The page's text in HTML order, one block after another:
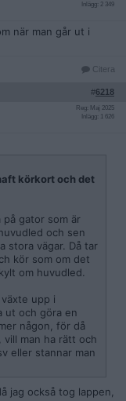
Inlägg: 2 349
när man går ut i
Citera
#6218
Reg: Maj 2025
Inlägg: 1 626
körkort och det
på gator som är
och sen
stora vägar. Då tar
kör som om det
om huvudled.
upp i
ut och göra en
någon, för då
vill man ha rätt och
eller stannar man
jag också tog lappen,